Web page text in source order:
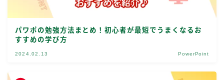
パワポの勉強方法まとめ！初心者が最短でうまくなるお
すすめの学び方
2024.02.13 PowerPoint